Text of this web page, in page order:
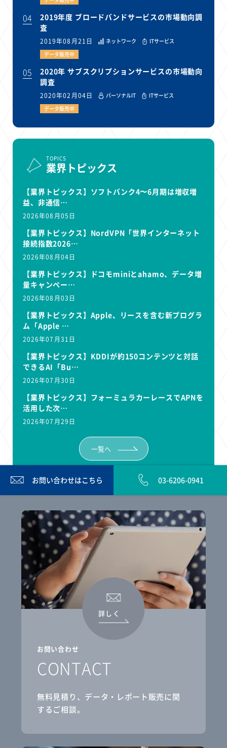
04
2019年度 ブロードバンドサービスの市場動向調
査
2019年08月21日 ネットワーク
ITサービス
データ販売中
05
2020年 サブスクリプションサービスの市場動向
調査
2020年02月04日 パーソナルIT
ITサービス
データ販売中
TOPICS
業界トピックス
【業界トピックス】ソフトバンク4〜6月期は増収増
益、非通信…
2026年08月05日
【業界トピックス】NordVPN「世界インターネット
接続指数2026…
2026年08月04日
【業界トピックス】ドコモminiとahamo、データ増
量キャンペー…
2026年08月03日
【業界トピックス】Apple、リースを含む新プログラ
ム「Apple …
2026年07月31日
【業界トピックス】KDDIが約150コンテンツと対話
できるAI「Bu…
2026年07月30日
【業界トピックス】フォーミュラカーレースでAPNを
活用した次…
2026年07月29日
一覧へ
お問い合わせはこちら 03-6206-0941
お問い合わせ
CONTACT
無料見積り、データ・レポート販売に関
するご相談。
詳しく